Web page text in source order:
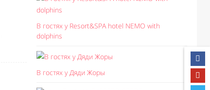
В гостях у Resort&SPA hotel NEMO with
dolphins
В гостях у Дяди Жоры